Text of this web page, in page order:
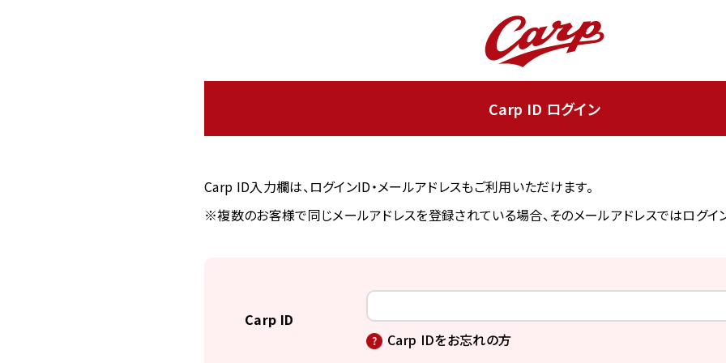
Carp ID ログイン
Carp ID入力欄は、ログインID・メールアドレスもご利用いただけます。
※複数のお客様で同じメールアドレスを登録されている場合、そのメールアドレスではログイ
Carp ID
Carp IDをお忘れの方